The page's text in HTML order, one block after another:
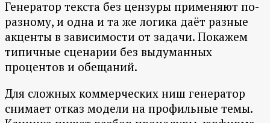
Генератор текста без цензуры применяют по-
разному, и одна и та же логика даёт разные
акценты в зависимости от задачи. Покажем
типичные сценарии без выдуманных
процентов и обещаний.
Для сложных коммерческих ниш генератор
снимает отказ модели на профильные темы.